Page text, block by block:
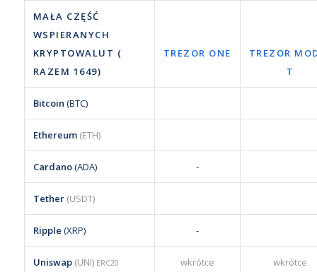
MAŁA CZĘŚĆ
WSPIERANYCH
KRYPTOWALUT (
RAZEM 1649)
TREZOR ONE
TREZOR
T
Bitcoin (BTC)
Ethereum(ETH)
Cardano(ADA) -
Tether(USDT)
Ripple (XRP) -
Uniswap(UNI) ERC20 wkrótce wkrótce